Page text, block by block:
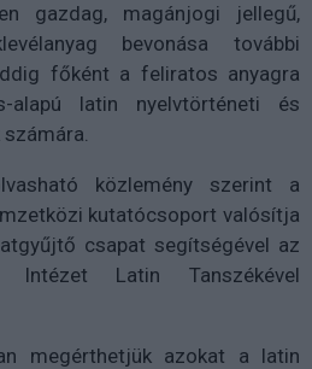
gazdag, magánjogi jellegű,
bevonása további
főként a feliratos anyagra
alapú latin nyelvtörténeti és
közlemény szerint a
kutatócsoport valósítja
csapat segítségével az
Intézet Latin Tanszékével
megérthetjük azokat a latin